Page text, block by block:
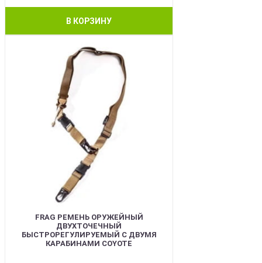
В КОРЗИНУ
FRAG РЕМЕНЬ ОРУЖЕЙНЫЙ
ДВУХТОЧЕЧНЫЙ
БЫСТРОРЕГУЛИРУЕМЫЙ С ДВУМЯ
КАРАБИНАМИ COYOTE